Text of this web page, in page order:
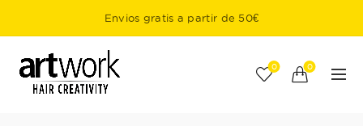
Envios gratis a partir de 50€
0 0